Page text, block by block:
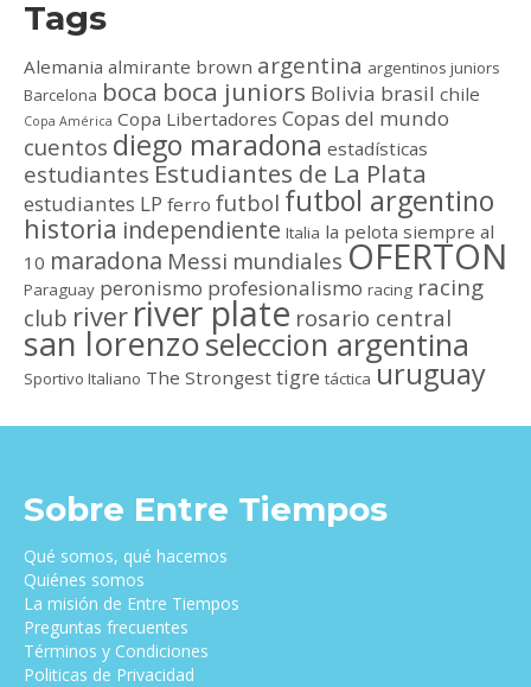
Tags
Alemania almirante brown argentina argentinos juniors
Barcelona boca boca juniors Bolivia brasil chile
Copa América Copa Libertadores Copas del mundo
cuentos diego maradona estadísticas
estudiantes Estudiantes de La Plata
estudiantes LP ferro futbol futbol argentino
historia independiente Italia la pelota siempre al
10 maradona Messi mundiales OFERTON
Paraguay peronismo profesionalismo racing racing
club river river plate rosario central
san lorenzoseleccion argentina
Sportivo Italiano The Strongest tigre táctica uruguay
Sobre Entre Tiempos
Qué somos, qué hacemos
Quiénes somos
La misión de Entre Tiempos
Preguntas frecuentes
Términos y Condiciones
Politicas de Privacidad